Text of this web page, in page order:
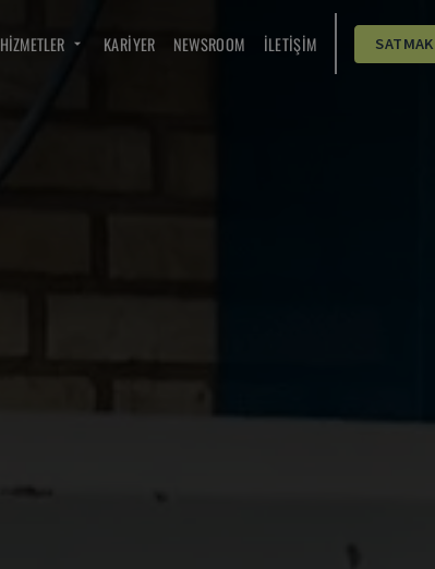
HIZMETLER KARIYER NEWSROOM İLETIŞIM SATMAK